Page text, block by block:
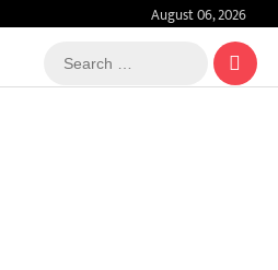
August 06, 2026
Search
…